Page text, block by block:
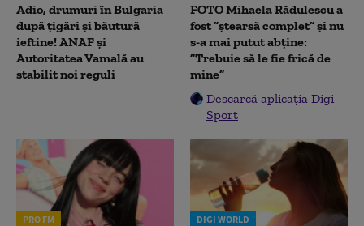
Adio, drumuri în Bulgaria
după țigări și băutură
ieftine! ANAF și
Autoritatea Vamală au
stabilit noi reguli
FOTO Mihaela Rădulescu a
fost ”ștearsă complet” și nu
s-a mai putut abține:
”Trebuie să le fie frică de
mine”
Descarcă aplicația Digi
Sport
PRO FM DIGI WORLD